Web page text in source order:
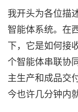
我开头为各位描
智能体系统。在
下，它是如何接
个智能体串联协
主生产和成品交
今也许几分钟内